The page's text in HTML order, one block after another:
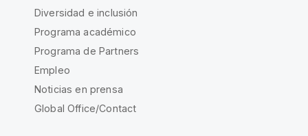
Diversidad e inclusión
Programa académico
Programa de Partners
Empleo
Noticias en prensa
Global Office/Contact